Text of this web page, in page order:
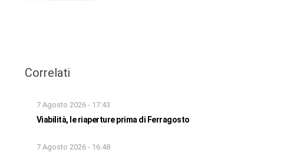
Correlati
7 Agosto 2026 - 17:43
Viabilità, le riaperture prima di Ferragosto
7 Agosto 2026 - 16:48